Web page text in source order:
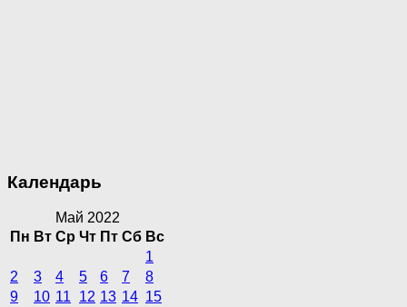
Календарь
Май 2022
Пн Вт Ср Чт Пт Сб Вс
1
2
3 4 5 6 7
8
9
10 11 12 13 14 15